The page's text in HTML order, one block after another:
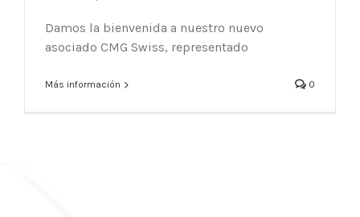
Damos la bienvenida a nuestro nuevo
asociado CMG Swiss, representado
Más información 0